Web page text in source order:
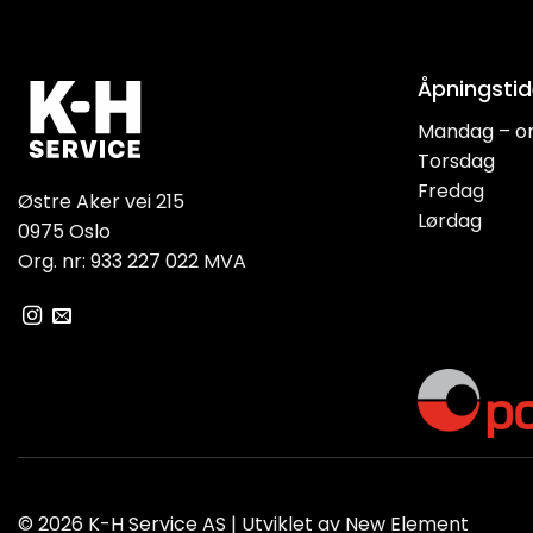
Østre Aker vei 215
0975 Oslo
Org. nr: 933 227 022 MVA
Mandag –
Torsdag
Fredag
Lørdag
© 2026 K-H Service AS | Utviklet av New Element